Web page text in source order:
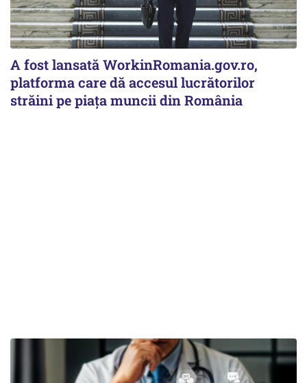
A fost lansată WorkinRomania.gov.ro,
platforma care dă accesul lucrătorilor
străini pe piața muncii din România